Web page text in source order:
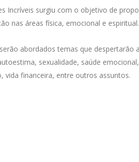
Incríveis surgiu com o objetivo de
nas áreas física, emocional e espiritual.
abordados temas que despertarão
sexualidade, saúde
vida financeira, entre outros assuntos.